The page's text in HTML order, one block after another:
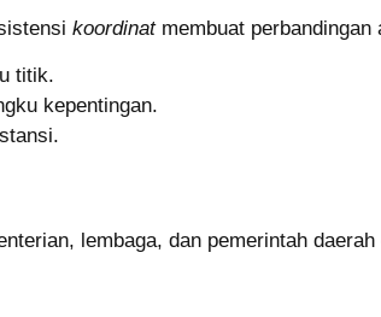
koordinatmembuat perbandingan
titik.
kepentingan.
lembaga, dan pemerintah